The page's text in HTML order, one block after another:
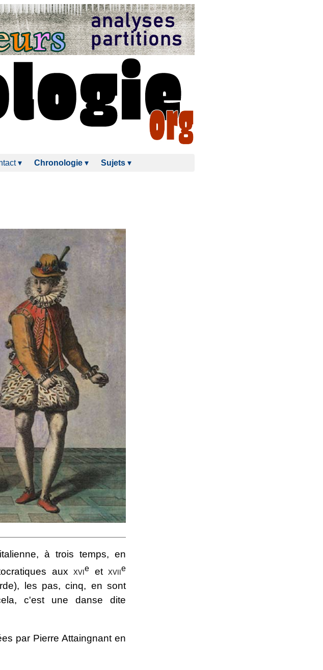
▾ Chronologie▾ Sujets▾
à trois temps, en
aux xvie et xviie
les pas, cinq, en sont
c'est une danse dite
par Pierre Attaingnant en